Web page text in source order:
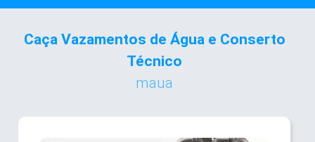
Caça Vazamentos de Água e Conserto
Técnico
maua